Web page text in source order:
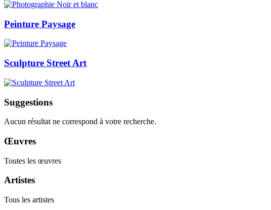
Peinture Paysage
Sculpture Street Art
Suggestions
Aucun résultat ne correspond à votre recherche.
Œuvres
Toutes les œuvres
Artistes
Tous les artistes